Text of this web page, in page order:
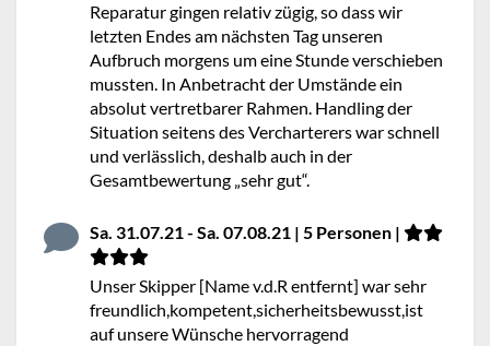
Reparatur gingen relativ zügig, so dass wir
letzten Endes am nächsten Tag unseren
Aufbruch morgens um eine Stunde verschieben
mussten. In Anbetracht der Umstände ein
absolut vertretbarer Rahmen. Handling der
Situation seitens des Vercharterers war schnell
und verlässlich, deshalb auch in der
Gesamtbewertung „sehr gut“.
Sa. 31.07.21 - Sa. 07.08.21 | 5 Personen |
Unser Skipper [Name v.d.R entfernt] war sehr
freundlich,kompetent,sicherheitsbewusst,ist
auf unsere Wünsche hervorragend